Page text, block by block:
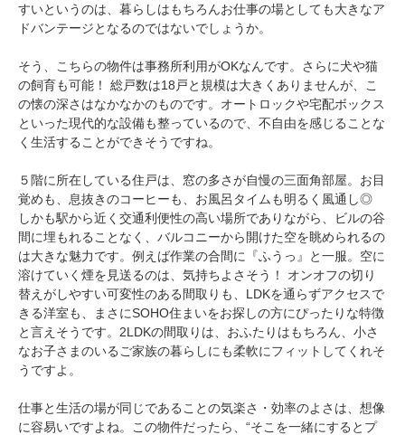
すいというのは、暮らしはもちろんお仕事の場としても大きなア
ドバンテージとなるのではないでしょうか。
そう、こちらの物件は事務所利用がOKなんです。さらに犬や猫
の飼育も可能！ 総戸数は18戸と規模は大きくありませんが、こ
の懐の深さはなかなかのものです。オートロックや宅配ボックス
といった現代的な設備も整っているので、不自由を感じることな
く生活することができそうですね。
５階に所在している住戸は、窓の多さが自慢の三面角部屋。お目
覚めも、息抜きのコーヒーも、お風呂タイムも明るく風通し◎
しかも駅から近く交通利便性の高い場所でありながら、ビルの谷
間に埋もれることなく、バルコニーから開けた空を眺められるの
は大きな魅力です。例えば作業の合間に『ふうっ』と一服。空に
溶けていく煙を見送るのは、気持ちよさそう！ オンオフの切り
替えがしやすい可変性のある間取りも、LDKを通らずアクセスで
きる洋室も、まさにSOHO住まいをお探しの方にぴったりな特徴
と言えそうです。2LDKの間取りは、おふたりはもちろん、小さ
なお子さまのいるご家族の暮らしにも柔軟にフィットしてくれそ
うですよ。
仕事と生活の場が同じであることの気楽さ・効率のよさは、想像
に容易いですよね。この物件だったら、“そこを一緒にするとプ